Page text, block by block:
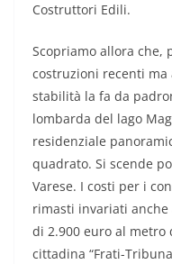
Costruttori Edili.
Scopriamo allora che,
costruzioni recenti
stabilità la fa da
lombarda del lago
residenziale
quadrato. Si scende
Varese. I costi per i
rimasti invariati anche
di 2.900 euro al metro
cittadina “Frati-